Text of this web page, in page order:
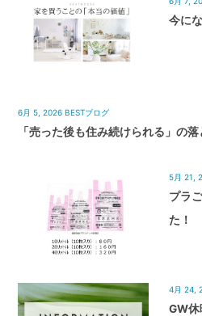
今に
6月 5, 2026 BESTブログ
「売った後も住み続けられる」の
5月 21,
プラ
た！
4月 24,
GW